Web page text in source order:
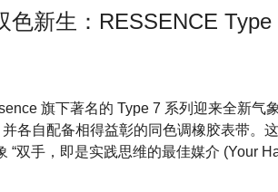
色新生：RESSENCE
旗下著名的 Type 7 系列迎来全新气
各自配备相得益彰的同色调橡胶表带。
“双手，即是实践思维的最佳媒介 (Your